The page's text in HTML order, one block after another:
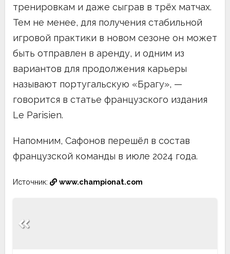
тренировкам и даже сыграв в трёх матчах.
Тем не менее, для получения стабильной
игровой практики в новом сезоне он может
быть отправлен в аренду, и одним из
вариантов для продолжения карьеры
называют португальскую «Брагу», —
говорится в статье французского издания
Le Parisien.
Напомним, Сафонов перешёл в состав
французской команды в июле 2024 года.
Источник: www.championat.com
по